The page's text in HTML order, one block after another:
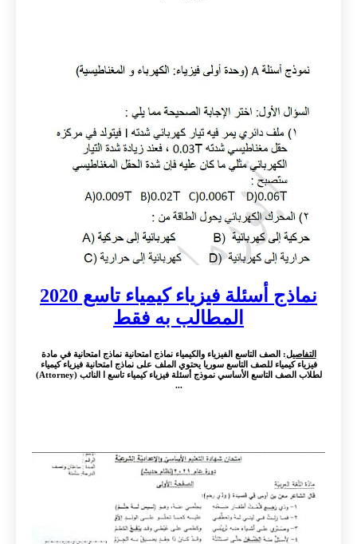
نماذج أسئلة فيزياء كيمياء تاسع 2020
المطالب به فقط
التفاصيل: الصف التاسع الفيزياء والكيمياء نماذج امتحانية نماذج امتحانية في مادة
فيزياء كيمياء للصف التاسع سوريا يحتوي الملف على نماذج امتحانية فيزياء كيمياء
لطلاب الصف التاسع الأساسي نموذج أسئلة فيزياء كيمياء تاسع ا النائب (Attorney)
...